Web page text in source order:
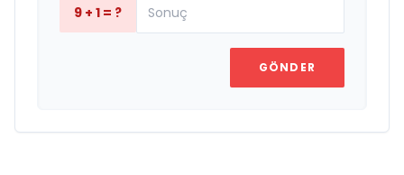
9 + 1 = ?
GÖNDER